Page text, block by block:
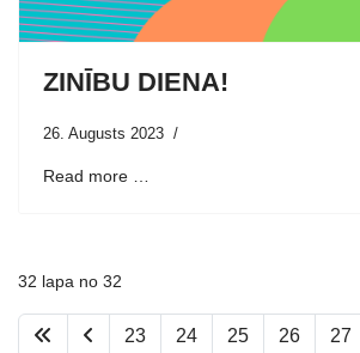
ZINĪBU DIENA!
26. Augusts 2023
Read more …
32 lapa no 32
23 24 25 26 27